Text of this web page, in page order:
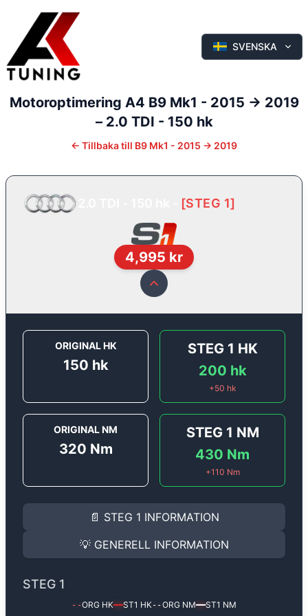
SVENSKA
Motoroptimering A4 B9 Mk1 - 2015 -> 2019
– 2.0 TDI - 150 hk
← Tillbaka till B9 Mk1 - 2015 -> 2019
[STEG 1]
4,995 kr
ORIGINAL HK
150 hk
STEG 1 HK
200 hk
+50 hk
ORIGINAL NM
320 Nm
STEG 1 NM
430 Nm
+110 Nm
📄 STEG 1 INFORMATION
INFORMATION
Steg 1
Audi A4 2.0 TDI - 150 hk.
Effekten ökar från150 hktill200 hkoch
(+50 hk & +110 Nm).
Ger mer effekt, högre vridmoment, lägre
Steg 1 mjukvara justerar vi ett antal
💡 GENERELL INFORMATION
✅ All mjukvara är skräddarsydd för din bil
✅ Felsökning inann samt efter optimering
STEG 1
--ORG HK━━ST1 HK--ORG NM━━ST1 NM